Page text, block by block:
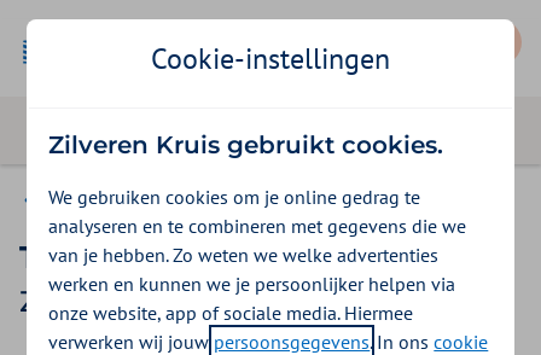
Vergoedingen
Tactiel leesapparaat
Zilveren Kruis vergoeding 2026
Cookie-instellingen
Zilveren Kruis gebruikt cookies.
We gebruiken cookies om je online gedrag te
analyseren en te combineren met gegevens die we
van je hebben. Zo weten we welke advertenties
werken en kunnen we je persoonlijker helpen via
onze website, app of sociale media. Hiermee
verwerken wij jouw persoonsgegevens. In onscookie